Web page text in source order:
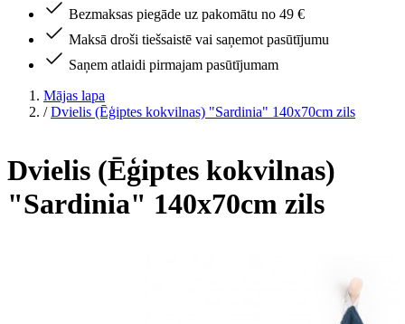
Bezmaksas piegāde uz pakomātu no 49 €
Maksā droši tiešsaistē vai saņemot pasūtījumu
Saņem atlaidi pirmajam pasūtījumam
Mājas lapa
/ Dvielis (Ēģiptes kokvilnas) "Sardinia" 140x70cm zils
Dvielis (Ēģiptes kokvilnas)
"Sardinia" 140x70cm zils